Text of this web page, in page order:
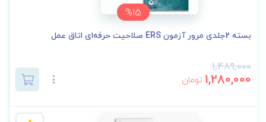
%15
بسته 2جلدی مرور آزمون ERS صلاحیت حرفه‌ای اتاق عمل
1,489,000
1,280,000 تومان